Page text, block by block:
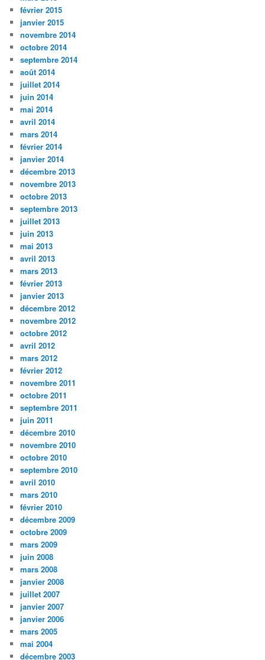
février 2015
janvier 2015
novembre 2014
octobre 2014
septembre 2014
août 2014
juillet 2014
juin 2014
mai 2014
avril 2014
mars 2014
février 2014
janvier 2014
décembre 2013
novembre 2013
octobre 2013
septembre 2013
juillet 2013
juin 2013
mai 2013
avril 2013
mars 2013
février 2013
janvier 2013
décembre 2012
novembre 2012
octobre 2012
avril 2012
mars 2012
février 2012
novembre 2011
octobre 2011
septembre 2011
juin 2011
décembre 2010
novembre 2010
octobre 2010
septembre 2010
avril 2010
mars 2010
février 2010
décembre 2009
octobre 2009
mars 2009
juin 2008
mars 2008
janvier 2008
juillet 2007
janvier 2007
janvier 2006
mars 2005
mai 2004
décembre 2003